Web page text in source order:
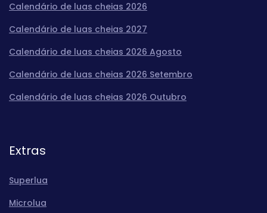
Calendário de luas cheias 2026
Calendário de luas cheias 2027
Calendário de luas cheias 2026 Agosto
Calendário de luas cheias 2026 Setembro
Calendário de luas cheias 2026 Outubro
Extras
Superlua
Microlua